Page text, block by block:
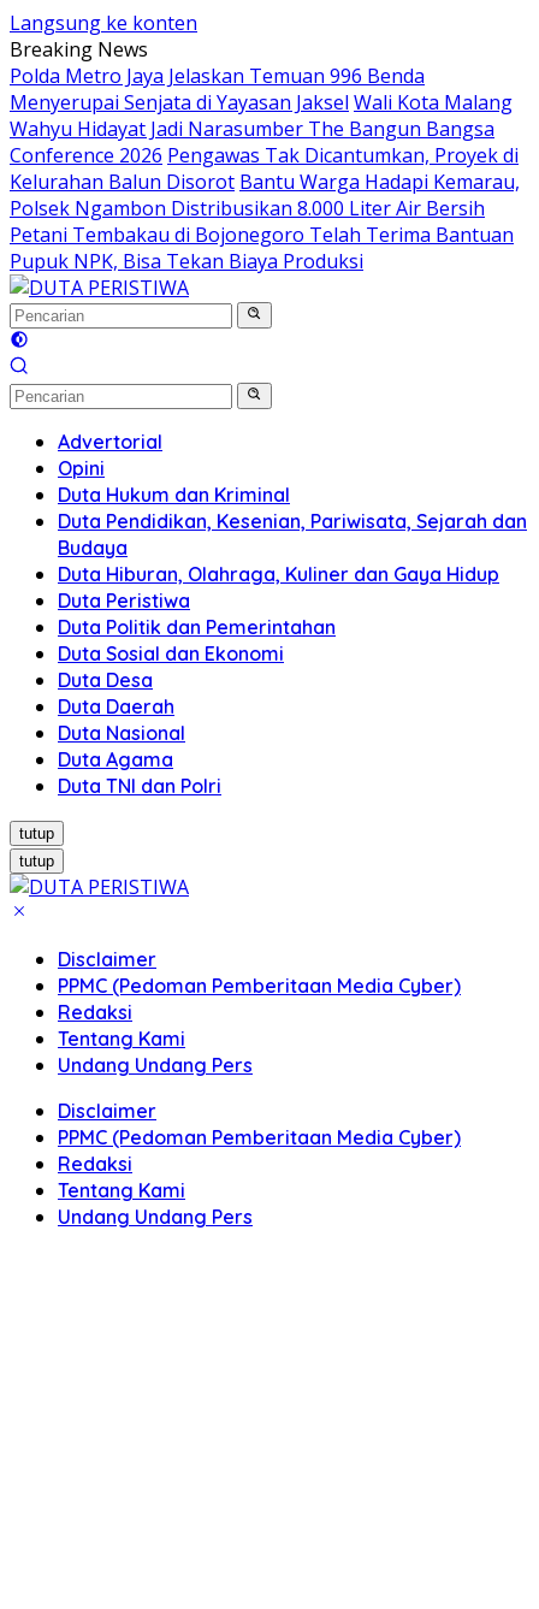
Langsung ke konten
Breaking News
Polda Metro Jaya Jelaskan Temuan 996 Benda
Menyerupai Senjata di Yayasan Jaksel Wali Kota Malang
Wahyu Hidayat Jadi Narasumber The Bangun Bangsa
Conference 2026 Pengawas Tak Dicantumkan, Proyek di
Kelurahan Balun Disorot Bantu Warga Hadapi Kemarau,
Polsek Ngambon Distribusikan 8.000 Liter Air Bersih
Petani Tembakau di Bojonegoro Telah Terima Bantuan
Pupuk NPK, Bisa Tekan Biaya Produksi
Advertorial
Opini
Duta Hukum dan Kriminal
Duta Pendidikan, Kesenian, Pariwisata, Sejarah dan
Budaya
Duta Hiburan, Olahraga, Kuliner dan Gaya Hidup
Duta Peristiwa
Duta Politik dan Pemerintahan
Duta Sosial dan Ekonomi
Duta Desa
Duta Daerah
Duta Nasional
Duta Agama
Duta TNI dan Polri
tutup
tutup
Disclaimer
PPMC (Pedoman Pemberitaan Media Cyber)
Redaksi
Tentang Kami
Undang Undang Pers
Disclaimer
PPMC (Pedoman Pemberitaan Media Cyber)
Redaksi
Tentang Kami
Undang Undang Pers